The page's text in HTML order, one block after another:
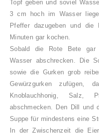
Topf geben und soviel
3 cm hoch im Wasser
Pfeffer dazugeben und
Minuten gar kochen.
Sobald die Rote Bete gar
Wasser abschrecken. Die
sowie die Gurken grob
Gewürzgurken zufügen,
Knoblauchhonig, Salz,
abschmecken. Den Dill und
Suppe für mindestens eine
In der Zwischenzeit die